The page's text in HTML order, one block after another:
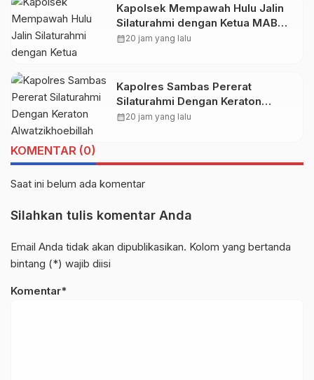
Kapolsek Mempawah Hulu Jalin
Silaturahmi dengan Ketua MABM
Kecamatan Mempawah Hulu
calendar_month20 jam yang lalu
Kapolres Sambas Pererat
Silaturahmi Dengan Keraton
Alwatzikhoebillah Kesultanan
calendar_month20 jam yang lalu
KOMENTAR (0)
Saat ini belum ada komentar
Silahkan tulis komentar Anda
Email Anda tidak akan dipublikasikan. Kolom yang bertanda
bintang (*) wajib diisi
Komentar*